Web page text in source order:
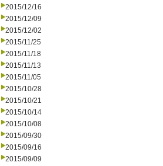
2015/12/16
2015/12/09
2015/12/02
2015/11/25
2015/11/18
2015/11/13
2015/11/05
2015/10/28
2015/10/21
2015/10/14
2015/10/08
2015/09/30
2015/09/16
2015/09/09